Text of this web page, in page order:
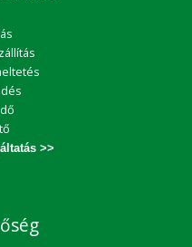
>>